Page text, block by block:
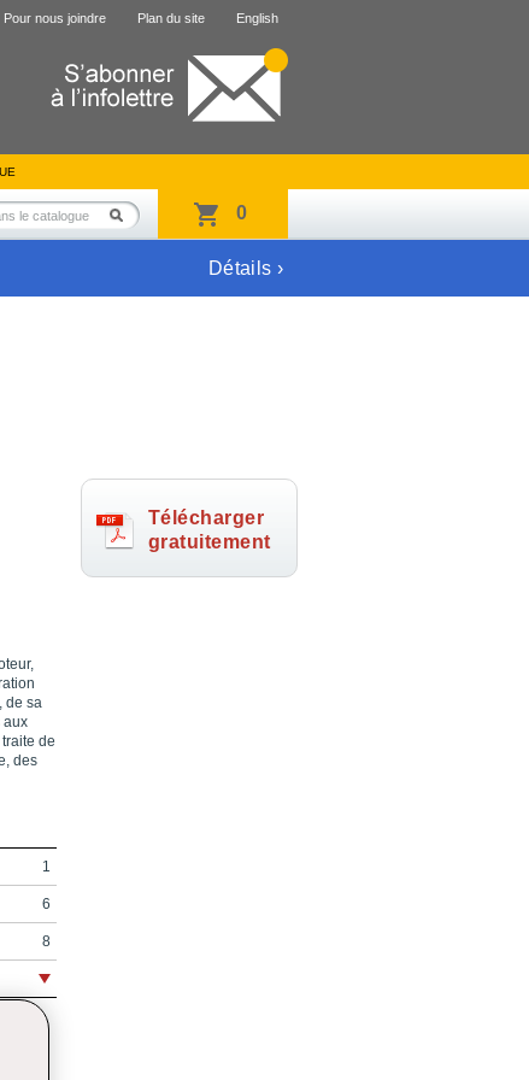
Pour nous joindre Plan du site English
0
Détails ›
de sa
aux
de
des
1
6
8
12
20
Télécharger
gratuitement